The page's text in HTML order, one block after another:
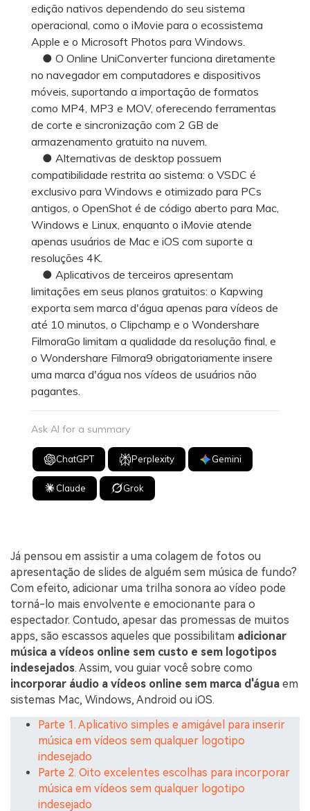
edição nativos dependendo do seu sistema
operacional, como o iMovie para o ecossistema
Apple e o Microsoft Photos para Windows.
● O Online UniConverter funciona diretamente
no navegador em computadores e dispositivos
móveis, suportando a importação de formatos
como MP4, MP3 e MOV, oferecendo ferramentas
de corte e sincronização com 2 GB de
armazenamento gratuito na nuvem.
● Alternativas de desktop possuem
compatibilidade restrita ao sistema: o VSDC é
exclusivo para Windows e otimizado para PCs
antigos, o OpenShot é de código aberto para Mac,
Windows e Linux, enquanto o iMovie atende
apenas usuários de Mac e iOS com suporte a
resoluções 4K.
● Aplicativos de terceiros apresentam
limitações em seus planos gratuitos: o Kapwing
exporta sem marca d'água apenas para vídeos de
até 10 minutos, o Clipchamp e o Wondershare
FilmoraGo limitam a qualidade da resolução final, e
o Wondershare Filmora9 obrigatoriamente insere
uma marca d'água nos vídeos de usuários não
pagantes.
Ask AI for a summary
ChatGPT Perplexity Gemini
Claude Grok
Já pensou em assistir a uma colagem de fotos ou
apresentação de slides de alguém sem música de fundo?
Com efeito, adicionar uma trilha sonora ao vídeo pode
torná-lo mais envolvente e emocionante para o
espectador. Contudo, apesar das promessas de muitos
apps, são escassos aqueles que possibilitam adicionar
música a vídeos online sem custo e sem logotipos
indesejados. Assim, vou guiar você sobre como
incorporar áudio a vídeos online sem marca d'água em
sistemas Mac, Windows, Android ou iOS.
Parte 1. Aplicativo simples e amigável para inserir
música em vídeos sem qualquer logotipo
indesejado
Parte 2. Oito excelentes escolhas para incorporar
música em vídeos sem qualquer logotipo
indesejado